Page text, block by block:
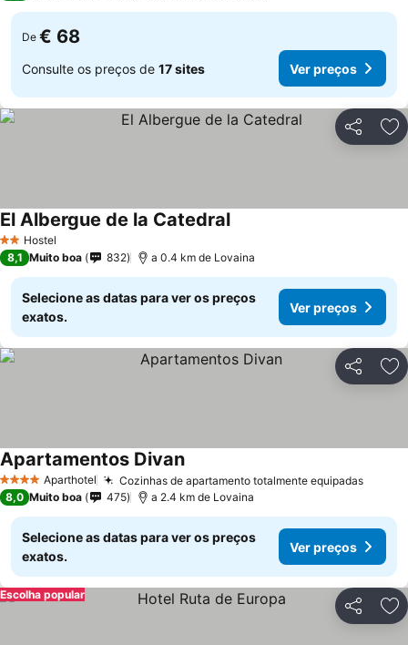
De € 68
Consulte os preços de 17 sites Ver preços
Partilhar
2 Estrelas
Hostel
El Albergue de la Catedral
8,1 Muito boa 832 a 0.4 km de Lovaina
Selecione as datas para ver os preços
exatos.
Ver preços
Partilhar
4 EstrelasAparthotel Cozinhas de apartamento totalmente equipadas
Apartamentos Divan
8,0 Muito boa 475 a 2.4 km de Lovaina
Selecione as datas para ver os preços
exatos.
Ver preços
Partilhar
Escolha popular